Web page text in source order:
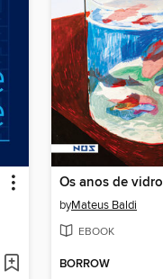
Os anos de vidro
byMateus Baldi
EBOOK
BORROW